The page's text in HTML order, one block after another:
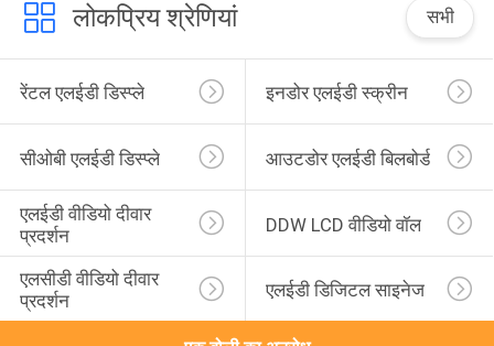
लोकप्रिय श्रेणियां सभी
रेंटल एलईडी डिस्प्ले इनडोर एलईडी स्क्रीन
सीओबी एलईडी डिस्प्ले आउटडोर एलईडी बिलबोर्ड
एलईडी वीडियो दीवार
प्रदर्शन
DDW LCD वीडियो वॉल
एलसीडी वीडियो दीवार
प्रदर्शन
एलईडी डिजिटल साइनेज